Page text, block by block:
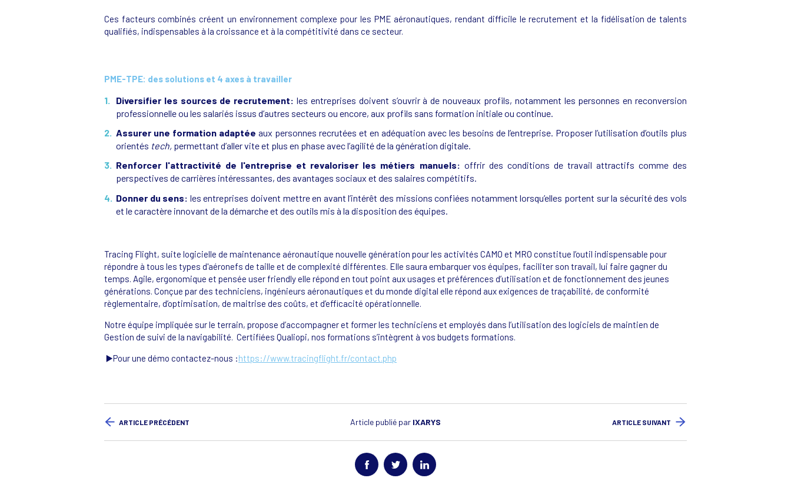
Ces facteurs combinés créent un environnement complexe pour les PME aéronautiques, rendant difficile le recrutement et la fidélisation de talents
qualifiés, indispensables à la croissance et à la compétitivité dans ce secteur.
PME-TPE: des solutions et 4 axes à travailler
Diversifier les sources de recrutement:les entreprises doivent s’ouvrir à de nouveaux profils, notamment les personnes en reconversion
professionnelle ou les salariés issus d’autres secteurs ou encore, aux profils sans formation initiale ou continue.
Assurer une formation adaptée aux personnes recrutées et en adéquation avec les besoins de l’entreprise. Proposer l’utilisation d’outils plus
orientés tech, permettant d’aller vite et plus en phase avec l’agilité de la génération digitale.
Renforcer l'attractivité de l'entreprise et revaloriser les métiers manuels: offrir des conditions de travail attractifs comme des
perspectives de carrières intéressantes, des avantages sociaux et des salaires compétitifs.
Donner du sens: les entreprises doivent mettre en avant l’intérêt des missions confiées notamment lorsqu’elles portent sur la sécurité des vols
et le caractère innovant de la démarche et des outils mis à la disposition des équipes.
Tracing Flight, suite logicielle de maintenance aéronautique nouvelle génération pour les activités CAMO et MRO constitue l’outil indispensable pour
répondre à tous les types d'aéronefs de taille et de complexité différentes. Elle saura embarquer vos équipes, faciliter son travail, lui faire gagner du
temps. Agile, ergonomique et pensée user friendly elle répond en tout point aux usages et préférences d’utilisation et de fonctionnement des jeunes
générations. Conçue par des techniciens, ingénieurs aéronautiques et du monde digital elle répond aux exigences de traçabilité, de conformité
règlementaire, d’optimisation, de maitrise des coûts, et d’efficacité opérationnelle.
Notre équipe impliquée sur le terrain, propose d’accompagner et former les techniciens et employés dans l’utilisation des logiciels de maintien de
Gestion de suivi de la navigabilité. Certifiées Qualiopi, nos formations s’intègrent à vos budgets formations.
▶️Pour une démo contactez-nous :https://www.tracingflight.fr/contact.php
Article publié par IXARYS
ARTICLE PRÉCÉDENT ARTICLE SUIVANT